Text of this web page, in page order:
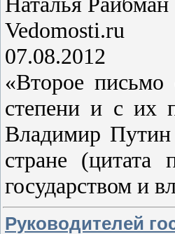
Vedomosti.ru
07.08.2012
«Второе письмо
степени и с их
Владимир
стране
государством и
Руководителей